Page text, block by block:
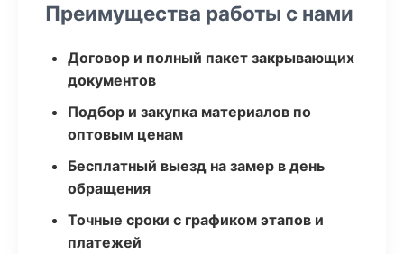
Преимущества работы с нами
Договор и полный пакет закрывающих
документов
Подбор и закупка материалов по
оптовым ценам
Бесплатный выезд на замер в день
обращения
Точные сроки с графиком этапов и
платежей